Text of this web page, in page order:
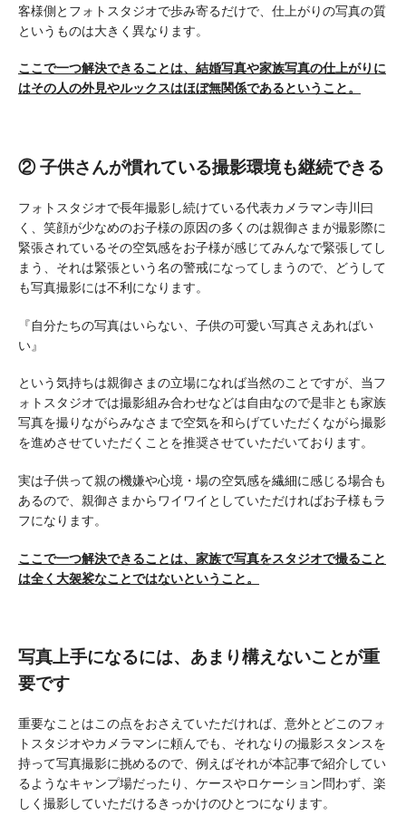
客様側とフォトスタジオで歩み寄るだけで、仕上がりの写真の質
というものは大きく異なります。
ここで一つ解決できることは、結婚写真や家族写真の仕上がりに
はその人の外見やルックスはほぼ無関係であるということ。
② 子供さんが慣れている撮影環境も継続できる
フォトスタジオで長年撮影し続けている代表カメラマン寺川曰
く、笑顔が少なめのお子様の原因の多くのは親御さまが撮影際に
緊張されているその空気感をお子様が感じてみんなで緊張してし
まう、それは緊張という名の警戒になってしまうので、どうして
も写真撮影には不利になります。
『自分たちの写真はいらない、子供の可愛い写真さえあればい
い』
という気持ちは親御さまの立場になれば当然のことですが、当フ
ォトスタジオでは撮影組み合わせなどは自由なので是非とも家族
写真を撮りながらみなさまで空気を和らげていただくながら撮影
を進めさせていただくことを推奨させていただいております。
実は子供って親の機嫌や心境・場の空気感を繊細に感じる場合も
あるので、親御さまからワイワイとしていただければお子様もラ
フになります。
ここで一つ解決できることは、家族で写真をスタジオで撮ること
は全く大袈裟なことではないということ。
写真上手になるには、あまり構えないことが重
要です
重要なことはこの点をおさえていただければ、意外とどこのフォ
トスタジオやカメラマンに頼んでも、それなりの撮影スタンスを
持って写真撮影に挑めるので、例えばそれが本記事で紹介してい
るようなキャンプ場だったり、ケースやロケーション問わず、楽
しく撮影していただけるきっかけのひとつになります。